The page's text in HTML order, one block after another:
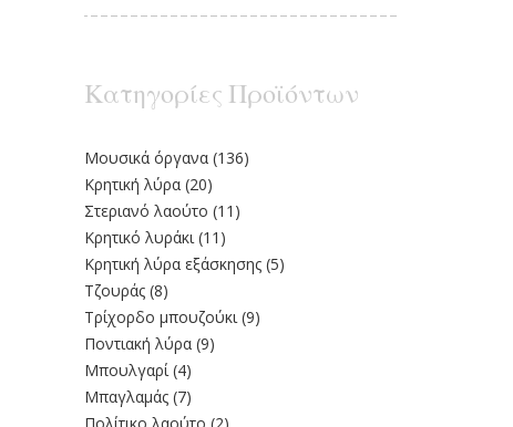
Κατηγορίες Προϊόντων
Moυσικά όργανα (136)
Κρητική λύρα (20)
Στεριανό λαούτο (11)
Kρητικό λυράκι (11)
Κρητική λύρα εξάσκησης (5)
Τζουράς (8)
Τρίχορδο μπουζούκι (9)
Ποντιακή λύρα (9)
Μπουλγαρί (4)
Μπαγλαμάς (7)
Πολίτικο λαούτο (2)